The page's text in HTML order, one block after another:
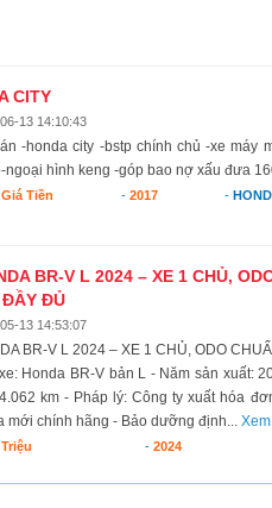
CITY
13 14:10:43
-honda city -bstp chính chủ -xe máy
ngoại hình keng -góp bao nợ xấu đưa
Giá Tiền - 2017 -
BR-V L 2024 – XE 1 CHỦ,
ĐẦY ĐỦ
13 14:53:07
BR-V L 2024 – XE 1 CHỦ, ODO
Honda BR‑V bản L - Năm sản xuất:
km - Pháp lý: Công ty xuất hóa
mới chính hãng - Bảo dưỡng định...
-2024